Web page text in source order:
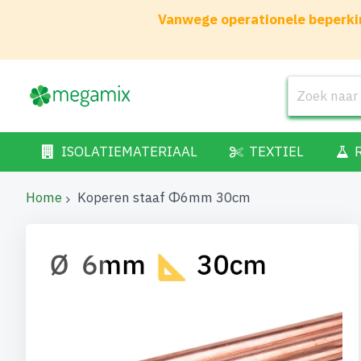
Vanwege operationele
ISOLATIEMATERIAAL TEXTIEL
Home Koperen staaf Φ6mm 30cm
naar